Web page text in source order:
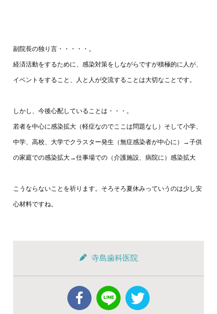
副院長の独り言・・・・・。
経済活動をするために、感染対策をしながらですが積極的に人が、
イベントをすること、人と人が交流することは大切なことです。
しかし、今後心配していることは・・・。
若者を中心に感染拡大（軽症なのでここは問題なし）そして小学、
中学、高校、大学でクラスター発生（無症感染者が中心に）→子供
の家庭での感染拡大→仕事場での（介護施設、病院に）感染拡大
こうならないことを祈ります。そろそろ夏休みっていうのは少し安
心材料ですね。
寺島歯科医院